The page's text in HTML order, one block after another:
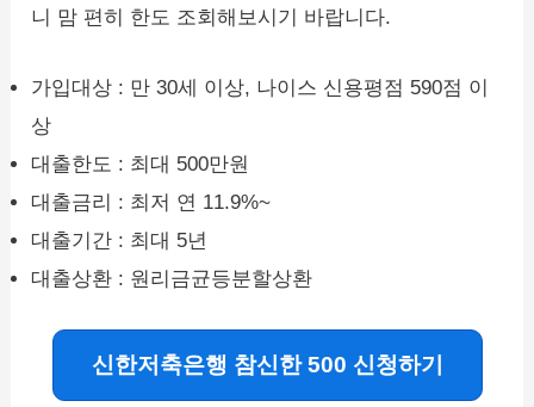
니 맘 편히 한도 조회해보시기 바랍니다.
가입대상 : 만 30세 이상, 나이스 신용평점 590점 이
상
대출한도 : 최대 500만원
대출금리 : 최저 연 11.9%~
대출기간 : 최대 5년
대출상환 : 원리금균등분할상환
신한저축은행 참신한 500 신청하기